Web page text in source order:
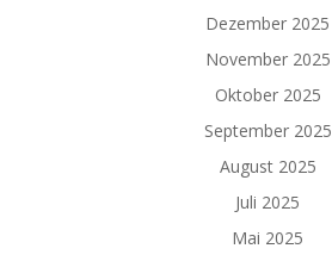
Dezember 2025
November 2025
Oktober 2025
September 2025
August 2025
Juli 2025
Mai 2025